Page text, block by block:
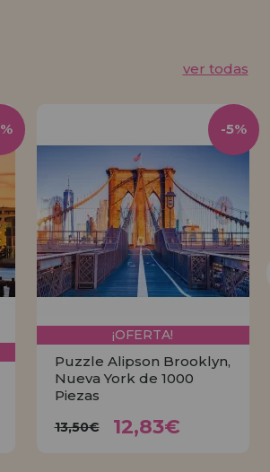
ver todas
¡OFERTA!
Puzzle Alipson Brooklyn,
Nueva York de 1000
Piezas
13,50€ 12,83€
-5%